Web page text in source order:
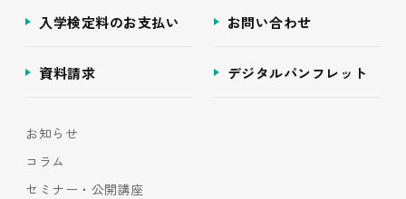
入学検定料のお支払い お問い合わせ
資料請求 デジタルパンフレット
お知らせ
コラム
セミナー・公開講座